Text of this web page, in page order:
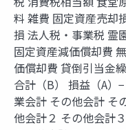
料 雑費 固定資産売却
損 法人税・事業税 霊
固定資産減価償却費
価償却費 貸倒引当金
合計（B） 損益（A）
業会計 その他会計 そ
他会計２ その他会計